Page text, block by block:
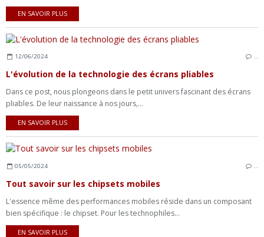
EN SAVOIR PLUS
12/06/2024 …
L'évolution de la technologie des écrans pliables
Dans ce post, nous plongeons dans le petit univers fascinant des écrans
pliables. De leur naissance à nos jours,...
EN SAVOIR PLUS
05/05/2024 …
Tout savoir sur les chipsets mobiles
L'essence même des performances mobiles réside dans un composant
bien spécifique : le chipset. Pour les technophiles...
EN SAVOIR PLUS